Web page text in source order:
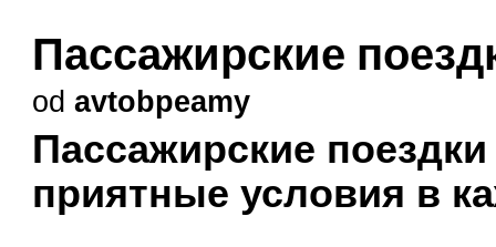
Пассажирские
odavtobpeamy
Пассажирские
приятные условия в